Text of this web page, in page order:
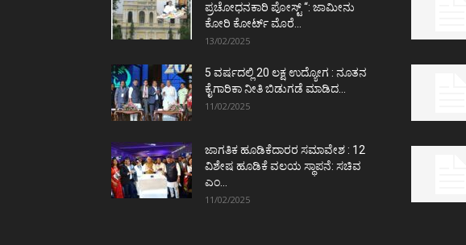
ಪ್ರಚೋಧನಕಾರಿ ಪೋಸ್ಟ್‌ “: ಜಾಮೀನು
ಕೋರಿ ಕೋರ್ಟ್‌ ಮೊರೆ...
13/02/2025
5 ವರ್ಷದಲ್ಲಿ 20 ಲಕ್ಷ ಉದ್ಯೋಗ : ನೂತನ
ಕೈಗಾರಿಕಾ ನೀತಿ ಬಿಡುಗಡೆ ಮಾಡಿದ...
11/02/2025
ಜಾಗತಿಕ ಹೂಡಿಕೆದಾರರ ಸಮಾವೇಶ : 12
ವಿಶೇಷ ಹೂಡಿಕೆ ವಲಯ ಸ್ಥಾಪನೆ: ಸಚಿವ
ಎಂ...
11/02/2025